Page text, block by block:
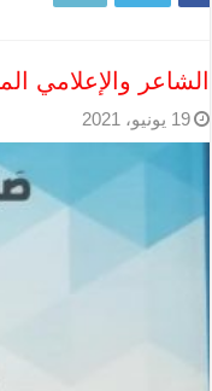
الشاعر والإعلامي
19 يونيو، 2021